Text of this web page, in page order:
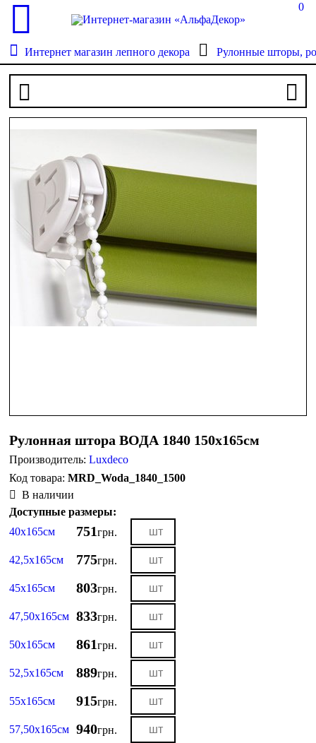
0
Интернет магазин лепного декора Рулонные шторы,
Рулонная штора ВОДА 1840 150х165см
Производитель:Luxdeco
MRD_Woda_1840_1500
В наличии
Доступные размеры:
40х165см
751грн.
42,5х165см 775грн.
45х165см 803грн.
47,50х165см 833грн.
50х165см 861грн.
52,5х165см 889грн.
55х165см 915грн.
57,50х165см 940грн.